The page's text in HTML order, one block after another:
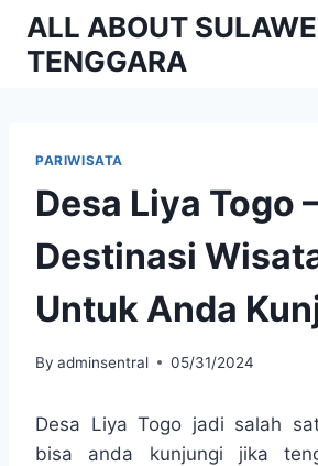
Skip
content
ALL ABOUT
TENGGARA
PARIWISATA
Desa Liya Togo
Destinasi
Untuk Anda
By adminsentral 05/31/2024
Desa Liya Togo jadi salah
bisa anda kunjungi jika